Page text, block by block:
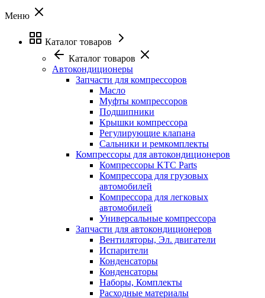
Меню
Каталог товаров
Каталог товаров
Автокондиционеры
Запчасти для компрессоров
Масло
Муфты компрессоров
Подшипники
Крышки компрессора
Регулирующие клапана
Сальники и ремкомплекты
Компрессоры для автокондиционеров
Компрессоры KTC Parts
Компрессора для грузовых
автомобилей
Компрессора для легковых
автомобилей
Универсальные компрессора
Запчасти для автокондиционеров
Вентиляторы, Эл. двигатели
Испарители
Конденсаторы
Конденсаторы
Наборы, Комплекты
Расходные материалы